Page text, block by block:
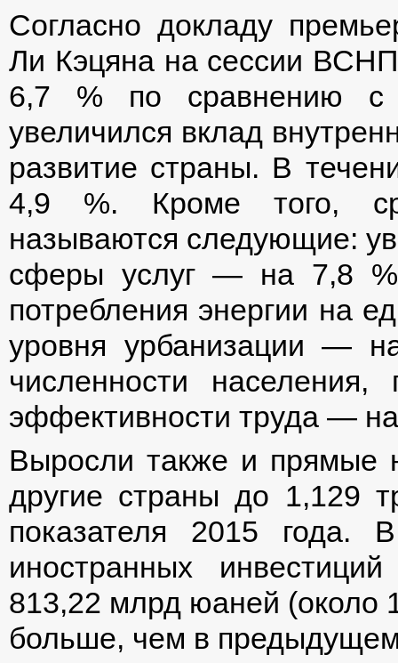
Согласно докладу
Ли Кэцяна на сессии
6,7 % по сравнению с
увеличился вклад
развитие страны. В
4,9 %. Кроме того,
называются следующие:
сферы услуг — на 7,8
потребления энергии на
уровня урбанизации —
численности
эффективности труда —
Выросли также и прямые
другие страны до 1,129
показателя 2015
иностранных
813,22 млрд юаней
больше, чем в предыдущем